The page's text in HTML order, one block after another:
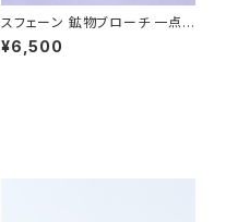
スフェーン 鉱物ブローチ 一点も
の 原石 天然石 ハンドメイド ア
クセサリー パワーストーン (No.
¥6,500